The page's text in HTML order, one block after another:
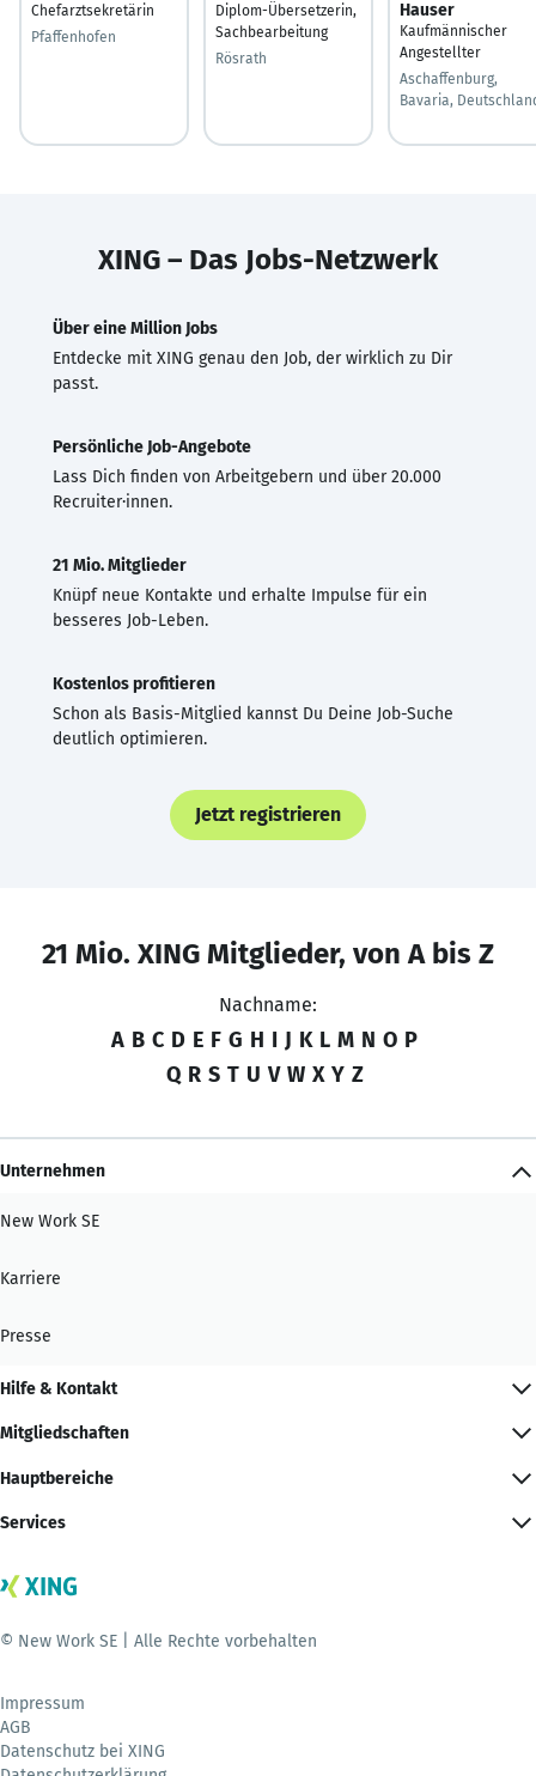
Chefarztsekretärin
Pfaffenhofen
Diplom-Übersetzerin,
Sachbearbeitung
Rösrath
Hauser
Kaufmännischer
Angestellter
Aschaffenburg,
Bavaria,
XING – Das Jobs-Netzwerk
Über eine Million Jobs
Entdecke mit XING genau den Job, der wirklich zu Dir
passt.
Persönliche Job-Angebote
Lass Dich finden von Arbeitgebern und über 20.000
Recruiter·innen.
21 Mio. Mitglieder
Knüpf neue Kontakte und erhalte Impulse für ein
besseres Job-Leben.
Kostenlos profitieren
Schon als Basis-Mitglied kannst Du Deine Job-Suche
deutlich optimieren.
Jetzt registrieren
21 Mio. XING Mitglieder, von A bis Z
Nachname:
A B C D E F G H I J K L M N O P
Q R S T U V W X Y Z
Unternehmen
New Work SE
Karriere
Presse
Hilfe & Kontakt
Mitgliedschaften
Hauptbereiche
Services
© New Work SE | Alle Rechte vorbehalten
Impressum
AGB
Datenschutz bei XING